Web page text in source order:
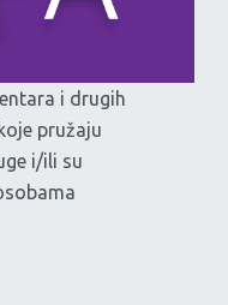
i drugih
pružaju
i/ili su